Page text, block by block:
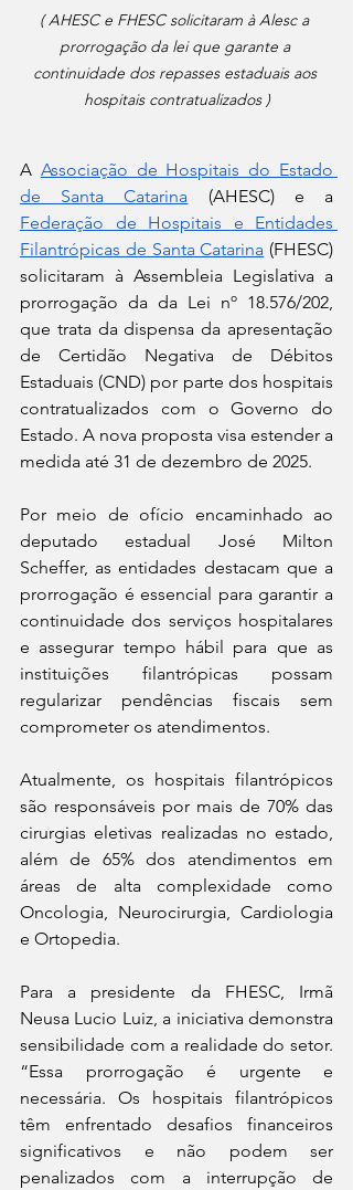
( AHESC e FHESC solicitaram à Alesc a
prorrogação da lei que garante a
continuidade dos repasses estaduais aos
hospitais contratualizados )
A Associação de Hospitais do Estado
de Santa Catarina
Federação de Hospitais e Entidades
Filantrópicas de Santa Catarina (FHESC)
solicitaram à Assembleia Legislativa a
prorrogação da da Lei nº 18.576/202,
que trata da dispensa da apresentação
de Certidão Negativa de Débitos
Estaduais (CND) por parte dos hospitais
contratualizados com o Governo do
Estado. A nova proposta visa estender a
medida até 31 de dezembro de 2025.
Por meio de ofício encaminhado ao
deputado estadual José Milton
Scheffer, as entidades destacam que a
prorrogação é essencial para garantir a
continuidade dos serviços hospitalares
e assegurar tempo hábil para que as
instituições filantrópicas possam
regularizar pendências fiscais sem
comprometer os atendimentos.
Atualmente, os hospitais filantrópicos
são responsáveis por mais de 70% das
cirurgias eletivas realizadas no estado,
além de 65% dos atendimentos em
áreas de alta complexidade como
Oncologia, Neurocirurgia, Cardiologia
e Ortopedia.
Para a presidente da FHESC, Irmã
Neusa Lucio Luiz, a iniciativa demonstra
sensibilidade com a realidade do setor.
“Essa prorrogação é urgente e
necessária. Os hospitais filantrópicos
têm enfrentado desafios financeiros
significativos e não podem ser
penalizados com a interrupção de